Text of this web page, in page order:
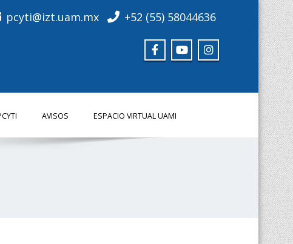
pcyti@izt.uam.mx +52 (55) 58044636
AVISOS ESPACIO VIRTUAL UAMI